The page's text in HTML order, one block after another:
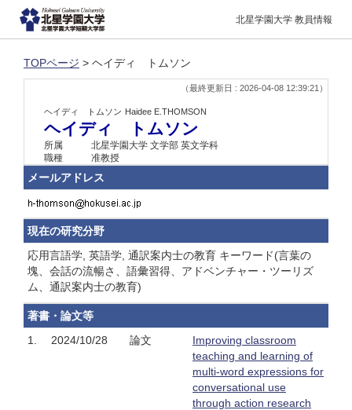
北星学園大学 教員情報
TOPページ > ヘイディ トムソン
（最終更新日 : 2026-04-08 12:39:21）
ヘイディ トムソン Haidee E.THOMSON
ヘイディ トムソン
所属
北星学園大学 文学部 英文学科
職種
准教授
メールアドレス
現在の研究分野
応用言語学, 英語学, 通訳案内士の教育 キーワード(言葉の
塊、会話の流暢さ、語彙習得、アドベンチャー・ツーリズ
ム、通訳案内士の教育)
著書・論文等
1.
2024/10/28 論文
Improving classroom
teaching and learning of
multi-word expressions for
conversational use
through action research